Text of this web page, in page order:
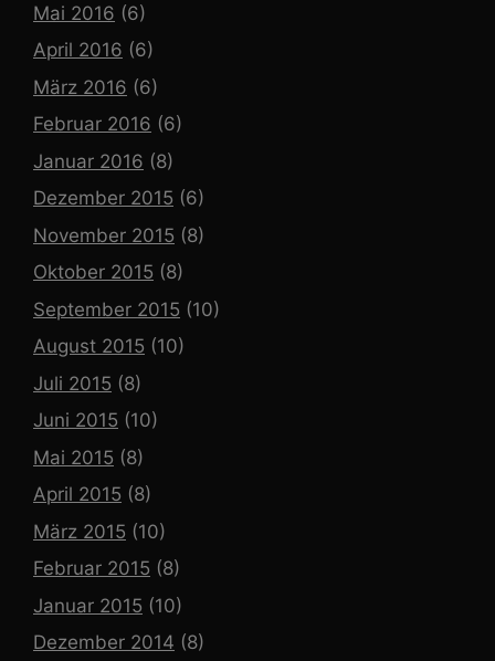
Mai 2016 (6)
April 2016 (6)
März 2016 (6)
Februar 2016 (6)
Januar 2016 (8)
Dezember 2015 (6)
November 2015 (8)
Oktober 2015 (8)
September 2015 (10)
August 2015 (10)
Juli 2015 (8)
Juni 2015 (10)
Mai 2015 (8)
April 2015 (8)
März 2015 (10)
Februar 2015 (8)
Januar 2015 (10)
Dezember 2014 (8)